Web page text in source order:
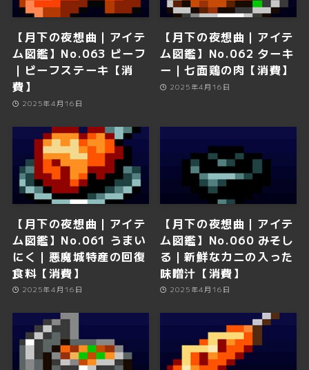
【月下の夜想曲｜アイテ
ム図鑑】No.063 ビーフ
｜ビーフステーキ【消
費】
2025年4月16日
【月下の夜想曲｜アイテ
ム図鑑】No.062 ターキ
ー｜七面鶏の肉【消費】
2025年4月16日
【月下の夜想曲｜アイテ
ム図鑑】No.061 うまい
にく｜悪魔城特産の回復
食料【消費】
2025年4月16日
【月下の夜想曲｜アイテ
ム図鑑】No.060 みそし
る｜新鮮なカニの入った
味噌汁【消費】
2025年4月16日